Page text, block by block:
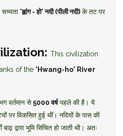
सभ्यता 'ह्वांग - हो' नदी (पीली नदी) के तट पर
This civilization
of the 'Hwang-ho' River
वर्तमान से5000 वर्षपहले की है। ये
पर विकसित हुई थीं। नदियों के पास की
द्वारा भूमि सिंचित हो जाती थी। अतः